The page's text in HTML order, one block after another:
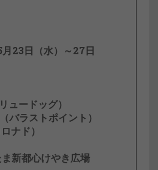
23日（水）～27日
ードッグ）
ラストポイント）
ナド）
新都心けやき広場